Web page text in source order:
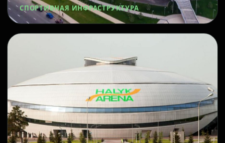
СПОРТИВНАЯ ИНФРАСТРУКТУРА